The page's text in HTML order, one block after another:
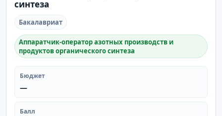
синтеза
Бакалавриат
Аппаратчик-оператор азотных производств и
продуктов органического синтеза
Бюджет
—
Балл